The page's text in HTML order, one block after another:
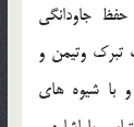
حفظ جاودانگي
تبرک وتيمن و
و با شيوه هاي